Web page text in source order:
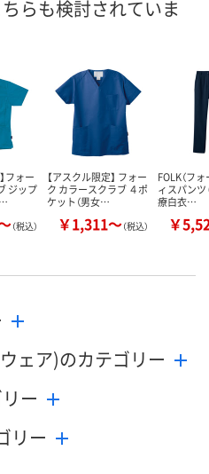
直送品 直送品
数量
カゴへ
数量
カ
らも検討されていま
フォー
ジップ
（税込）
【アスクル限定】 フォー
ク カラースクラブ ４ポ
ケット（男女…
￥1,311～（税込）
FOLK（フ
ィスパンツ
療白衣…
￥
ェア)のカテゴリー
ー
リー